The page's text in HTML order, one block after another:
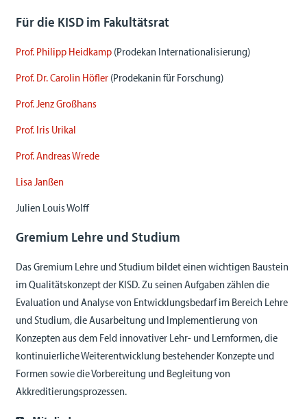
Für die KISD im Fakultätsrat
Prof. Philipp Heidkamp(Prodekan Internationalisierung)
Prof. Dr. Carolin Höfler(Prodekanin für Forschung)
Prof. Jenz Großhans
Prof. Iris Urikal
Prof. Andreas Wrede
Lisa Janßen
Julien Louis Wolff
Gremium Lehre und Studium
Das Gremium Lehre und Studium bildet einen wichtigen Baustein
im Qualitätskonzept der KISD. Zu seinen Aufgaben zählen die
Evaluation und Analyse von Entwicklungsbedarf im Bereich Lehre
und Studium, die Ausarbeitung und Implementierung von
Konzepten aus dem Feld innovativer Lehr- und Lernformen, die
kontinuierliche Weiterentwicklung bestehender Konzepte und
Formen sowie die Vorbereitung und Begleitung von
Akkreditierungsprozessen.